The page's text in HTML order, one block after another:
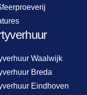
Waalwijk
Breda
Eindhoven